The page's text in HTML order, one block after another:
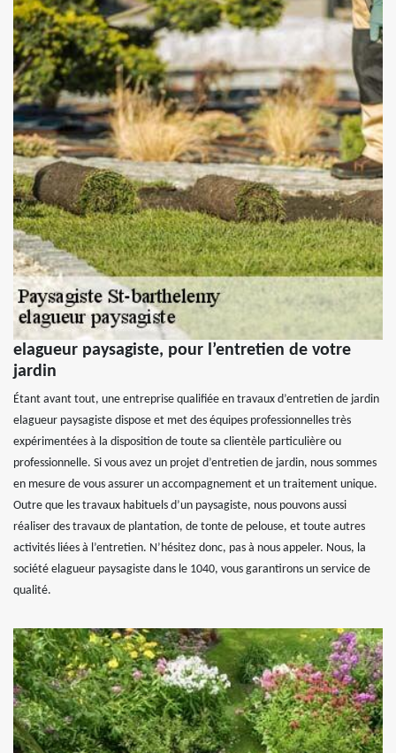
elagueur paysagiste, pour l’entretien de votre
jardin
Étant avant tout, une entreprise qualifiée en travaux d’entretien de jardin
elagueur paysagiste dispose et met des équipes professionnelles très
expérimentées à la disposition de toute sa clientèle particulière ou
professionnelle. Si vous avez un projet d’entretien de jardin, nous sommes
en mesure de vous assurer un accompagnement et un traitement unique.
Outre que les travaux habituels d’un paysagiste, nous pouvons aussi
réaliser des travaux de plantation, de tonte de pelouse, et toute autres
activités liées à l’entretien. N’hésitez donc, pas à nous appeler. Nous, la
société elagueur paysagiste dans le 1040, vous garantirons un service de
qualité.